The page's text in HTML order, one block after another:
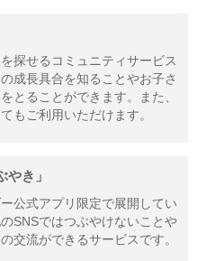
探せるコミュニティサービス
成長具合を知ることやお子さ
とることができます。また、
もご利用いただけます。
き」
公式アプリ限定で展開してい
SNSではつぶやけないことや
交流ができるサービスです。